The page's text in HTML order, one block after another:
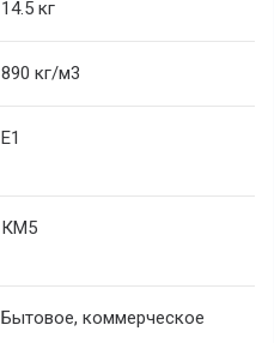
14.5 кг
890 кг/м3
E1
КМ5
Бытовое, коммерческое